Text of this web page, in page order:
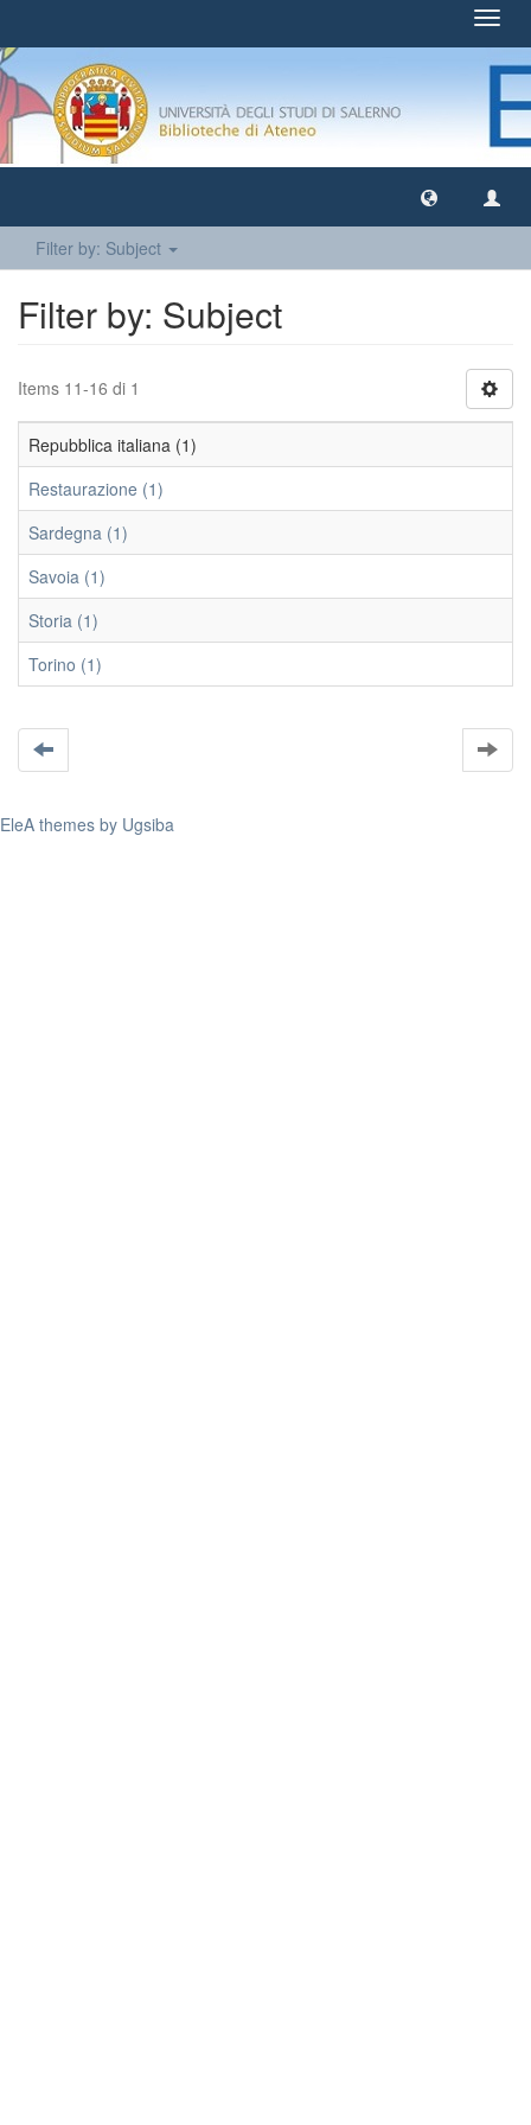
Filter by: Subject
Filter by: Subject
Items 11-16 di 1
Repubblica italiana (1)
Restaurazione (1)
Sardegna (1)
Savoia (1)
Storia (1)
Torino (1)
EleA themes by Ugsiba